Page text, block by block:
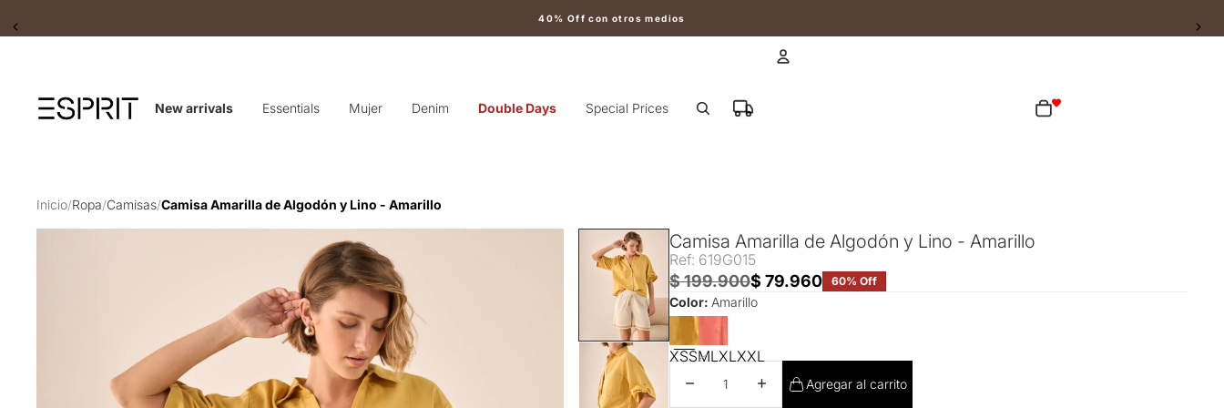
40% Off con otros medios
New arrivals Essentials Mujer Denim Double Days Special Prices
Total de artículos en el carrito: 0
Inicio/Ropa/Camisas/Camisa Amarilla de Algodón y Lino - Amarillo
Camisa Amarilla de Algodón y Lino - Amarillo
Ref: 619G015
$ 199.900$ 79.960 60% Off
Color: Amarillo
XSSMLXLXXL
Disminuir cantidadAumentar cantidad
Agregar al carrito